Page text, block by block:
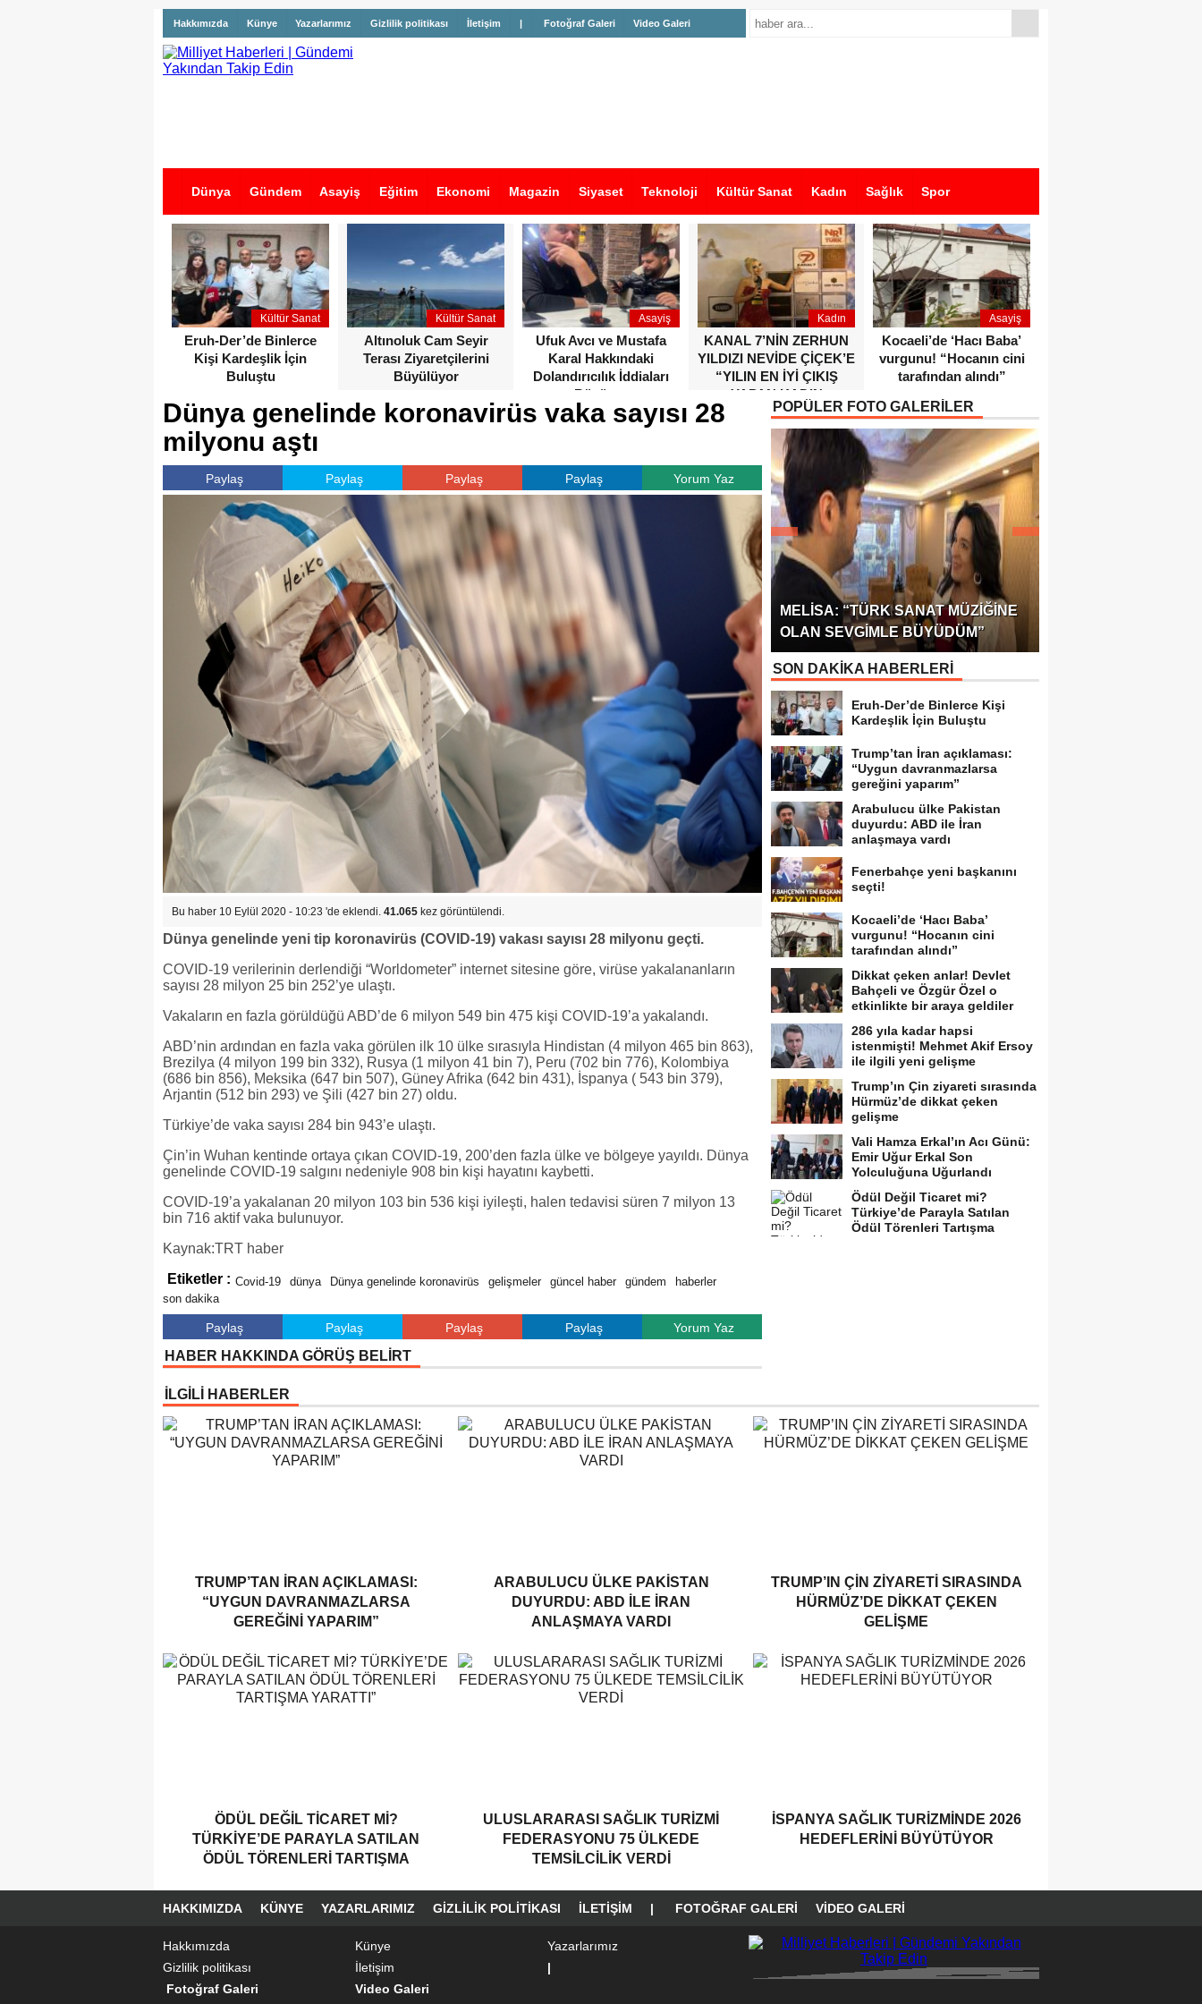
Hakkımızda Künye Yazarlarımız Gizlilik politikası İletişim | Fotoğraf Galeri Video Galeri
Dünya Gündem Asayiş Eğitim Ekonomi Magazin Siyaset Teknoloji Kültür Sanat Kadın Sağlık Spor
İş İlanları
Kültür Sanat
Eruh-Der’de Binlerce
Kişi Kardeşlik İçin
Buluştu
Kültür Sanat
Altınoluk Cam Seyir
Terası Ziyaretçilerini
Büyülüyor
Asayiş
Ufuk Avcı ve Mustafa
Karal Hakkındaki
Dolandırıcılık İddiaları
Büyüyor
Kadın
KANAL 7’NİN ZERHUN
YILDIZI NEVİDE ÇİÇEK’E
“YILIN EN İYİ ÇIKIŞ
YAPAN KADIN
OYUNCUSU” ÖDÜLÜ!
Asayiş
Kocaeli’de ‘Hacı Baba’
vurgunu! “Hocanın cini
tarafından alındı”
Dünya genelinde koronavirüs vaka sayısı 28
milyonu aştı
Paylaş Paylaş Paylaş Paylaş Yorum Yaz
Bu haber 10 Eylül 2020 - 10:23 'de eklendi. 41.065 kez görüntülendi.
Dünya genelinde yeni tip koronavirüs (COVID-19) vakası sayısı 28 milyonu geçti.
COVID-19 verilerinin derlendiği “Worldometer” internet sitesine göre, virüse yakalananların
sayısı 28 milyon 25 bin 252’ye ulaştı.
Vakaların en fazla görüldüğü ABD’de 6 milyon 549 bin 475 kişi COVID-19’a yakalandı.
ABD’nin ardından en fazla vaka görülen ilk 10 ülke sırasıyla Hindistan (4 milyon 465 bin 863),
Brezilya (4 milyon 199 bin 332), Rusya (1 milyon 41 bin 7), Peru (702 bin 776), Kolombiya
(686 bin 856), Meksika (647 bin 507), Güney Afrika (642 bin 431), İspanya ( 543 bin 379),
Arjantin (512 bin 293) ve Şili (427 bin 27) oldu.
Türkiye’de vaka sayısı 284 bin 943’e ulaştı.
Çin’in Wuhan kentinde ortaya çıkan COVID-19, 200’den fazla ülke ve bölgeye yayıldı. Dünya
genelinde COVID-19 salgını nedeniyle 908 bin kişi hayatını kaybetti.
COVID-19’a yakalanan 20 milyon 103 bin 536 kişi iyileşti, halen tedavisi süren 7 milyon 13
bin 716 aktif vaka bulunuyor.
Kaynak:TRT haber
Etiketler : Covid-19 dünya Dünya genelinde koronavirüs gelişmeler güncel haber gündem
haberler
son dakika
Paylaş Paylaş Paylaş Paylaş Yorum Yaz
HABER HAKKINDA GÖRÜŞ BELİRT
POPÜLER FOTO GALERİLER
MELISA: “TÜRK SANAT MÜZIĞINE
OLAN SEVGIMLE BÜYÜDÜM”
SON DAKİKA HABERLERİ
Eruh-Der’de Binlerce Kişi
Kardeşlik İçin Buluştu
Trump’tan İran açıklaması:
“Uygun davranmazlarsa
gereğini yaparım”
Arabulucu ülke Pakistan
duyurdu: ABD ile İran
anlaşmaya vardı
Fenerbahçe yeni başkanını
seçti!
Kocaeli’de ‘Hacı Baba’
vurgunu! “Hocanın cini
tarafından alındı”
Dikkat çeken anlar! Devlet
Bahçeli ve Özgür Özel o
etkinlikte bir araya geldiler
286 yıla kadar hapsi
istenmişti! Mehmet Akif Ersoy
ile ilgili yeni gelişme
Trump’ın Çin ziyareti sırasında
Hürmüz’de dikkat çeken
gelişme
Vali Hamza Erkal’ın Acı Günü:
Emir Uğur Erkal Son
Yolculuğuna Uğurlandı
Ödül Değil Ticaret mi?
Türkiye’de Parayla Satılan
Ödül Törenleri Tartışma
İLGİLİ HABERLER
TRUMP’TAN İRAN AÇIKLAMASI:
“UYGUN DAVRANMAZLARSA
GEREĞINI YAPARIM”
ARABULUCU ÜLKE PAKISTAN
DUYURDU: ABD ILE İRAN
ANLAŞMAYA VARDI
TRUMP’IN ÇIN ZIYARETI SIRASINDA
HÜRMÜZ’DE DIKKAT ÇEKEN
GELIŞME
ÖDÜL DEĞIL TICARET MI?
TÜRKIYE’DE PARAYLA SATILAN
ÖDÜL TÖRENLERI TARTIŞMA
ULUSLARARASI SAĞLIK TURIZMI
FEDERASYONU 75 ÜLKEDE
TEMSILCILIK VERDI
İSPANYA SAĞLIK TURIZMINDE 2026
HEDEFLERINI BÜYÜTÜYOR
HAKKIMIZDA KÜNYE YAZARLARIMIZ GIZLILIK POLITIKASI İLETIŞIM | FOTOĞRAF GALERI VIDEO GALERI
Hakkımızda Künye
Yazarlarımız
Gizlilik politikası
İletişim
|
Fotoğraf Galeri
Video Galeri